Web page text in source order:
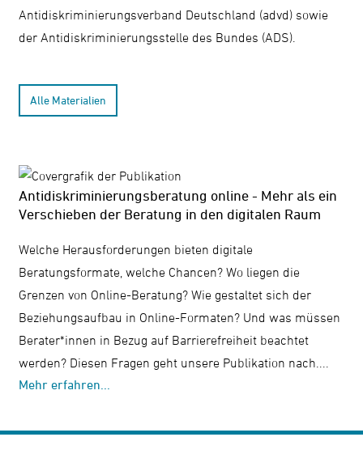
Antidiskriminierungsverband Deutschland (advd) sowie
der Antidiskriminierungsstelle des Bundes (ADS).
Alle Materialien
Antidiskriminierungsberatung online - Mehr als ein
Verschieben der Beratung in den digitalen Raum
Welche Herausforderungen bieten digitale
Beratungsformate, welche Chancen? Wo liegen die
Grenzen von Online-Beratung? Wie gestaltet sich der
Beziehungsaufbau in Online-Formaten? Und was müssen
Berater*innen in Bezug auf Barrierefreiheit beachtet
werden? Diesen Fragen geht unsere Publikation nach....
Mehr erfahren...